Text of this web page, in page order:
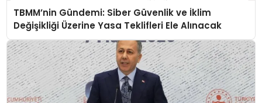
TBMM’nin Gündemi: Siber Güvenlik ve İklim
Değişikliği Üzerine Yasa Teklifleri Ele Alınacak